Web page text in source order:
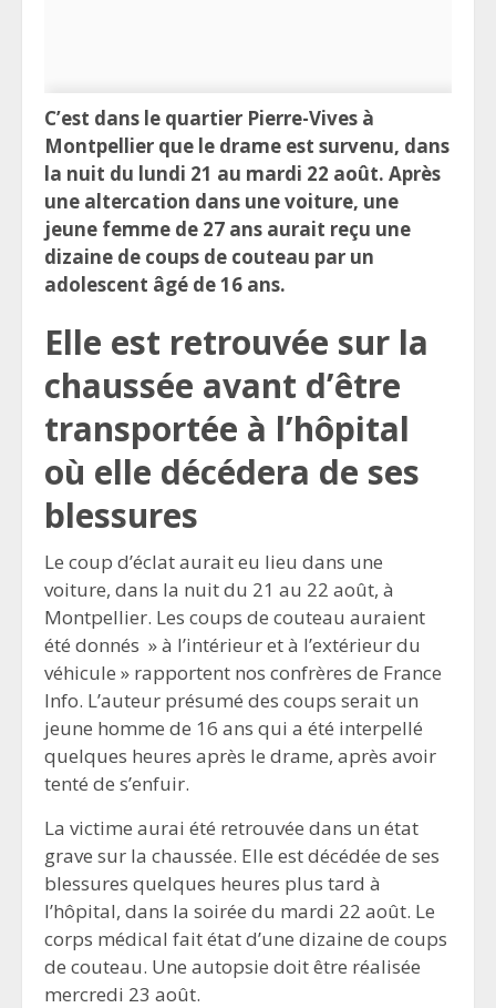
C’est dans le quartier Pierre-Vives à
Montpellier que le drame est survenu, dans
la nuit du lundi 21 au mardi 22 août. Après
une altercation dans une voiture, une
jeune femme de 27 ans aurait reçu une
dizaine de coups de couteau par un
adolescent âgé de 16 ans.
Elle est retrouvée sur la
chaussée avant d’être
transportée à l’hôpital
où elle décédera de ses
blessures
Le coup d’éclat aurait eu lieu dans une
voiture, dans la nuit du 21 au 22 août, à
Montpellier. Les coups de couteau auraient
été donnés » à l’intérieur et à l’extérieur du
véhicule » rapportent nos confrères de France
Info. L’auteur présumé des coups serait un
jeune homme de 16 ans qui a été interpellé
quelques heures après le drame, après avoir
tenté de s’enfuir.
La victime aurai été retrouvée dans un état
grave sur la chaussée. Elle est décédée de ses
blessures quelques heures plus tard à
l’hôpital, dans la soirée du mardi 22 août. Le
corps médical fait état d’une dizaine de coups
de couteau. Une autopsie doit être réalisée
mercredi 23 août.